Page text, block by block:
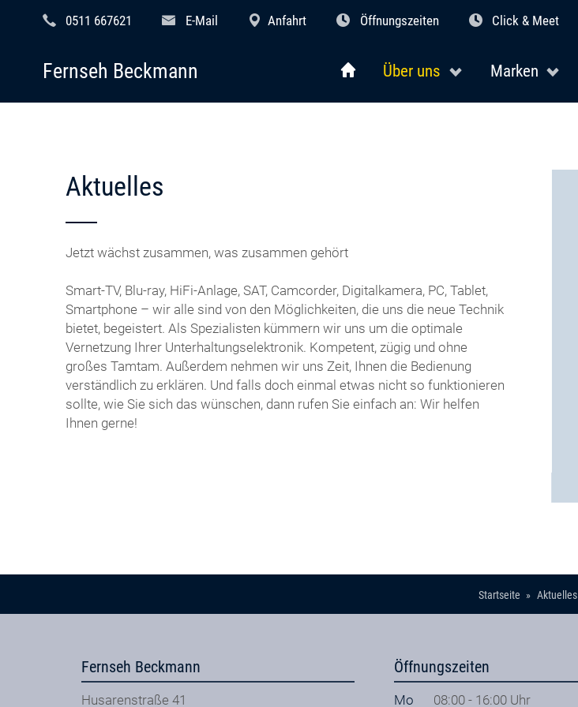
0511 667621 E-Mail Anfahrt Öffnungszeiten Click & Meet
Über uns Marken
Fernseh Beckmann
Aktuelles
Jetzt wächst zusammen, was zusammen gehört
Smart-TV, Blu-ray, HiFi-Anlage, SAT, Camcorder, Digitalkamera, PC, Tablet,
Smartphone – wir alle sind von den Möglichkeiten, die uns die neue Technik
bietet, begeistert. Als Spezialisten kümmern wir uns um die optimale
Vernetzung Ihrer Unterhaltungselektronik. Kompetent, zügig und ohne
großes Tamtam. Außerdem nehmen wir uns Zeit, Ihnen die Bedienung
verständlich zu erklären. Und falls doch einmal etwas nicht so funktionieren
sollte, wie Sie sich das wünschen, dann rufen Sie einfach an: Wir helfen
Ihnen gerne!
Startseite Aktuelles
Fernseh Beckmann
Husarenstraße 41
Öffnungszeiten
Mo 08:00 - 16:00 Uhr